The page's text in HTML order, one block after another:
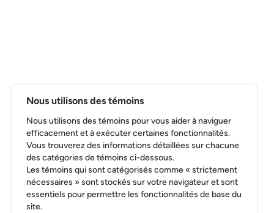
Nous utilisons des témoins
Nous utilisons des témoins pour vous aider à naviguer
efficacement et à exécuter certaines fonctionnalités.
Vous trouverez des informations détaillées sur chacune
des catégories de témoins ci-dessous.
Les témoins qui sont catégorisés comme « strictement
nécessaires » sont stockés sur votre navigateur et sont
essentiels pour permettre les fonctionnalités de base du
site.